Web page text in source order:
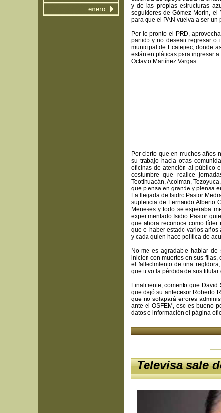
y de las propias estructuras
seguidores de Gómez Morín,
para que el PAN vuelva a ser un
Por lo pronto el PRD,
partido y no desean regresar o
municipal de Ecatepec, donde
están en pláticas para ingresar
Octavio Martínez Vargas.
Por cierto que en muchos años
su trabajo hacia otras
oficinas de atención al público
costumbre que realice
Teotihuacán, Acolman,
que piensa en grande y piensa
La llegada de Isidro Pastor
suplencia de Fernando Alberto
Meneses y todo se esperaba
experimentado Isidro Pastor
que ahora reconoce como líder
que el haber estado varios años
y cada quien hace política de
No me es agradable hablar de
inicien con muertes en sus filas,
el fallecimiento de una
que tuvo la pérdida de sus
Finalmente, comento que
que dejó su antecesor Roberto
que no solapará errores
ante el OSFEM, eso es bueno
datos e información el página
Televisa sale